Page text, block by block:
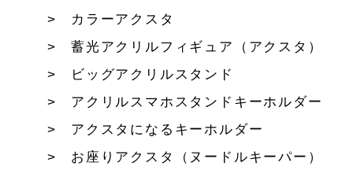
カラーアクスタ
蓄光アクリルフィギュア（アクスタ）
ビッグアクリルスタンド
アクリルスマホスタンドキーホルダー
アクスタになるキーホルダー
お座りアクスタ（ヌードルキーパー）